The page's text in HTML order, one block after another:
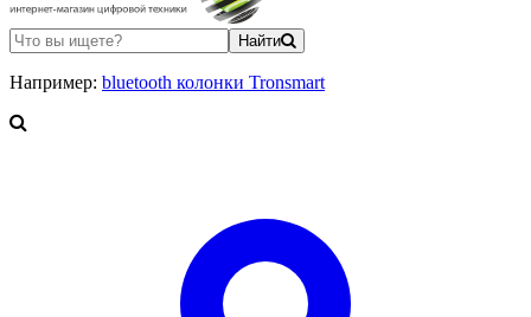
Найти
Например: bluetooth колонки Tronsmart